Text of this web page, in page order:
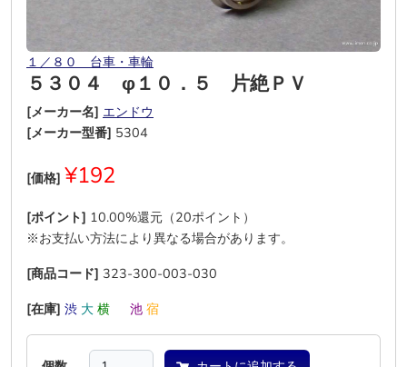
１／８０ 台車・車輪
５３０４ φ１０．５ 片絶ＰＶ
[メーカー名] エンドウ
[メーカー型番] 5304
[価格] ¥192
[ポイント] 10.00%還元（20ポイント）
※お支払い方法により異なる場合があります。
[商品コード] 323-300-003-030
[在庫] 渋 大 横 池 宿